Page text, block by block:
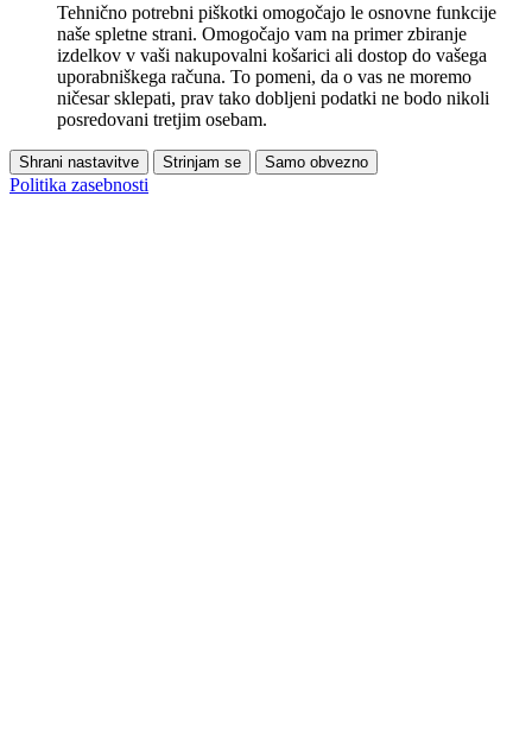
Tehnično potrebni piškotki omogočajo le osnovne funkcije
naše spletne strani. Omogočajo vam na primer zbiranje
izdelkov v vaši nakupovalni košarici ali dostop do vašega
uporabniškega računa. To pomeni, da o vas ne moremo
ničesar sklepati, prav tako dobljeni podatki ne bodo nikoli
posredovani tretjim osebam.
Shrani nastavitve Strinjam se Samo obvezno
Politika zasebnosti